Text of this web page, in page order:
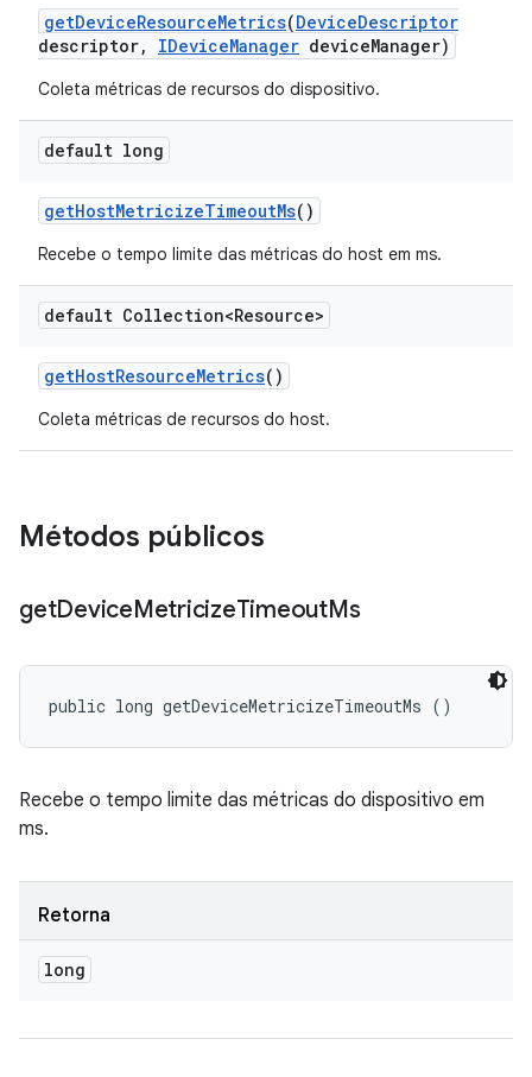
getDeviceResourceMetrics(DeviceDescriptor
descriptor, IDeviceManager deviceManager)
Coleta métricas de recursos do dispositivo.
default long
getHostMetricizeTimeoutMs()
Recebe o tempo limite das métricas do host em ms.
default Collection<Resource>
getHostResourceMetrics()
Coleta métricas de recursos do host.
Métodos públicos
getDeviceMetricizeTimeoutMs
public long getDeviceMetricizeTimeoutMs ()
Recebe o tempo limite das métricas do dispositivo em
ms.
Retorna
long